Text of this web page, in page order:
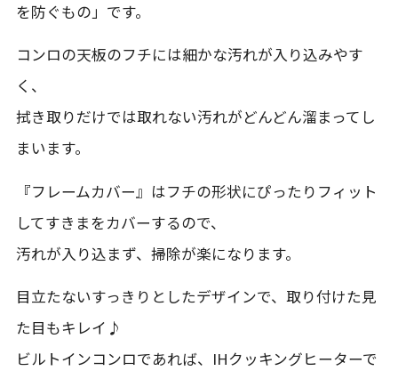
を防ぐもの」です。
コンロの天板のフチには細かな汚れが入り込みやす
く、
拭き取りだけでは取れない汚れがどんどん溜まってし
まいます。
『フレームカバー』はフチの形状にぴったりフィット
してすきまをカバーするので、
汚れが入り込まず、掃除が楽になります。
目立たないすっきりとしたデザインで、取り付けた見
た目もキレイ♪
ビルトインコンロであれば、IHクッキングヒーターで